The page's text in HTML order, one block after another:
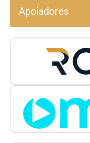
Apoiadores